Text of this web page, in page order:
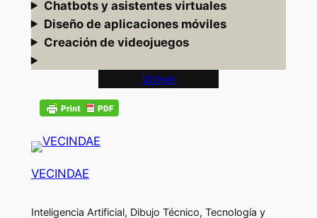
Chatbots y asistentes virtuales
Diseño de aplicaciones móviles
Creación de videojuegos
Volver
VECINDAE
Inteligencia Artificial, Dibujo Técnico, Tecnología y